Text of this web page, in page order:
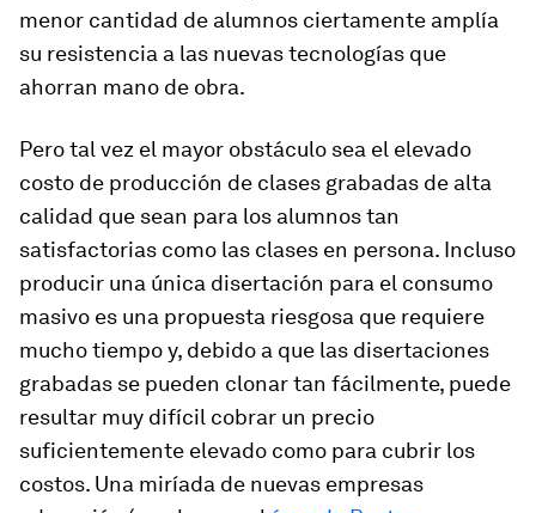
menor cantidad de alumnos ciertamente amplía
su resistencia a las nuevas tecnologías que
ahorran mano de obra.
Pero tal vez el mayor obstáculo sea el elevado
costo de producción de clases grabadas de alta
calidad que sean para los alumnos tan
satisfactorias como las clases en persona. Incluso
producir una única disertación para el consumo
masivo es una propuesta riesgosa que requiere
mucho tiempo y, debido a que las disertaciones
grabadas se pueden clonar tan fácilmente, puede
resultar muy difícil cobrar un precio
suficientemente elevado como para cubrir los
costos. Una miríada de nuevas empresas